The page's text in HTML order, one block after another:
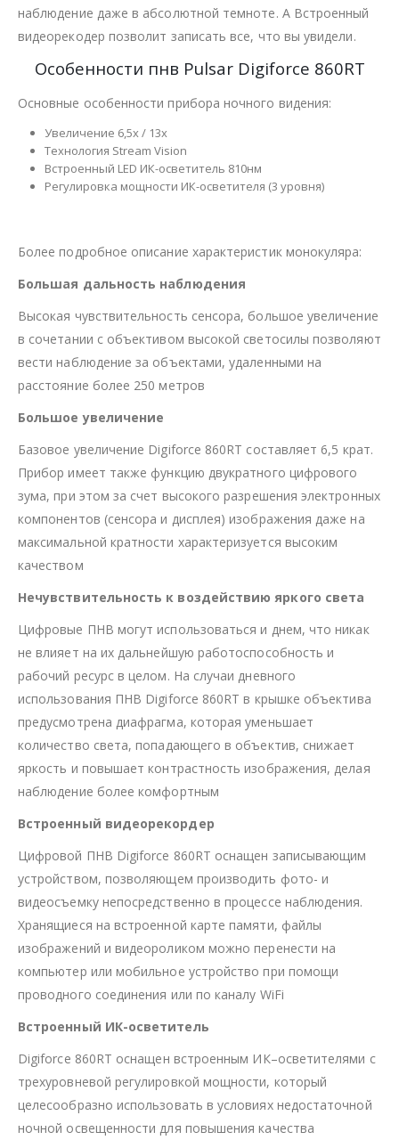
наблюдение даже в абсолютной темноте. А Встроенный
видеорекодер позволит записать все, что вы увидели.
Особенности пнв Pulsar Digiforce 860RT
Основные особенности прибора ночного видения:
Увеличение 6,5x / 13x
Технология Stream Vision
Встроенный LED ИК-осветитель 810нм
Регулировка мощности ИК-осветителя (3 уровня)
Более подробное описание характеристик монокуляра:
Большая дальность наблюдения
Высокая чувствительность сенсора, большое увеличение
в сочетании с объективом высокой светосилы позволяют
вести наблюдение за объектами, удаленными на
расстояние более 250 метров
Большое увеличение
Базовое увеличение Digiforce 860RT составляет 6,5 крат.
Прибор имеет также функцию двукратного цифрового
зума, при этом за счет высокого разрешения электронных
компонентов (сенсора и дисплея) изображения даже на
максимальной кратности характеризуется высоким
качеством
Нечувствительность к воздействию яркого света
Цифровые ПНВ могут использоваться и днем, что никак
не влияет на их дальнейшую работоспособность и
рабочий ресурс в целом. На случаи дневного
использования ПНВ Digiforce 860RT в крышке объектива
предусмотрена диафрагма, которая уменьшает
количество света, попадающего в объектив, снижает
яркость и повышает контрастность изображения, делая
наблюдение более комфортным
Встроенный видеорекордер
Цифровой ПНВ Digiforce 860RT оснащен записывающим
устройством, позволяющем производить фото- и
видеосъемку непосредственно в процессе наблюдения.
Хранящиеся на встроенной карте памяти, файлы
изображений и видеороликом можно перенести на
компьютер или мобильное устройство при помощи
проводного соединения или по каналу WiFi
Встроенный ИК-осветитель
Digiforce 860RT оснащен встроенным ИК–осветителями с
трехуровневой регулировкой мощности, который
целесообразно использовать в условиях недостаточной
ночной освещенности для повышения качества